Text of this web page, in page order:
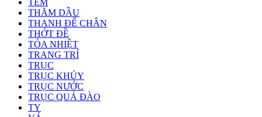
TEM
THĂM DẦU
THANH ĐỂ CHÂN
THỚT ĐỀ
TỎA NHIỆT
TRANG TRÍ
TRỤC
TRỤC KHỦY
TRỤC NƯỚC
TRỤC QUẢ ĐÀO
TY